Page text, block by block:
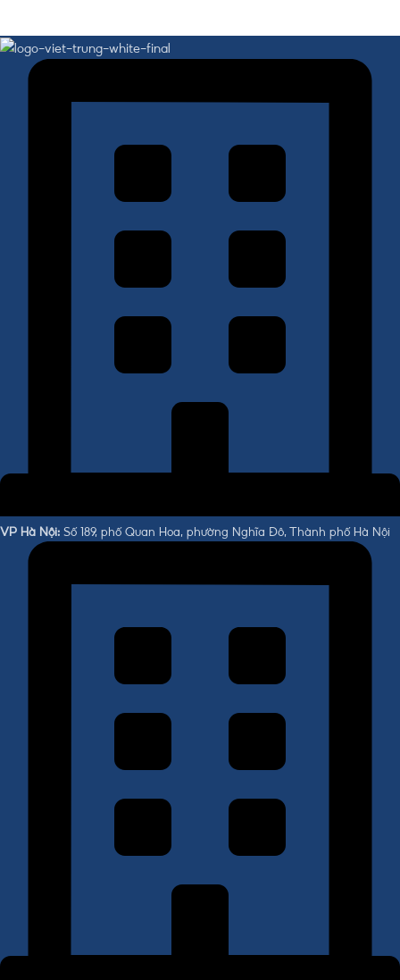
VP Hà Nội: Số 189, phố Quan Hoa, phường Nghĩa Đô, Thành phố Hà Nội